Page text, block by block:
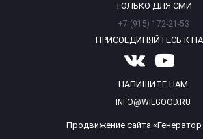
ТОЛЬКО ДЛЯ СМИ
+7 (915) 172-21-53
ПРИСОЕДИНЯЙТЕСЬ К
НАПИШИТЕ НАМ
INFO@WILGOOD.RU
Продвижение сайта